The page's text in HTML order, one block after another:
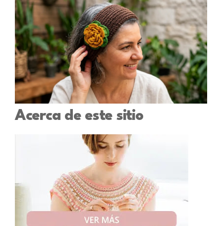
Acerca de este sitio